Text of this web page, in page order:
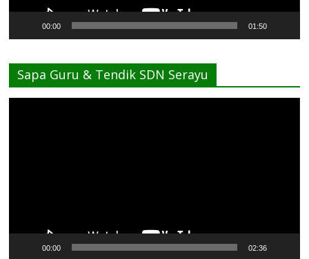
00:00 01:50
Sapa Guru & Tendik SDN Serayu
00:00 02:36